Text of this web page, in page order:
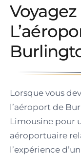
Lorsque vous
l’aéroport de
Limousine pour
aéroportuaire
l’expérience